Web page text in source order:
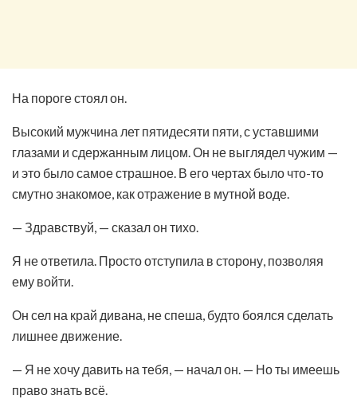
На пороге стоял он.
Высокий мужчина лет пятидесяти пяти, с уставшими
глазами и сдержанным лицом. Он не выглядел чужим —
и это было самое страшное. В его чертах было что-то
смутно знакомое, как отражение в мутной воде.
— Здравствуй, — сказал он тихо.
Я не ответила. Просто отступила в сторону, позволяя
ему войти.
Он сел на край дивана, не спеша, будто боялся сделать
лишнее движение.
— Я не хочу давить на тебя, — начал он. — Но ты имеешь
право знать всё.